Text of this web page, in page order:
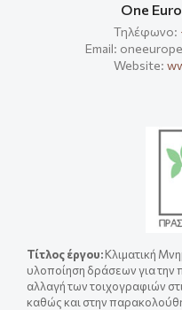
One
Τηλέφωνο:
Email:
Website:
Τίτλος έργου:Κλιματική
υλοποίηση δράσεων για την
αλλαγή των τοιχογραφιών
καθώς και στην